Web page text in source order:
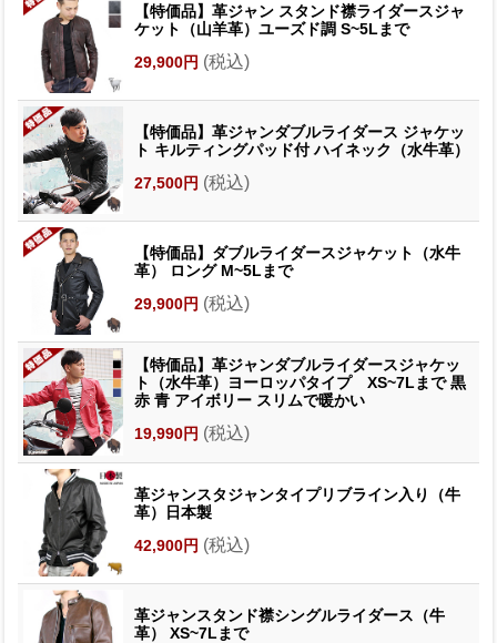
【特価品】革ジャン スタンド襟ライダースジャ
ケット（山羊革）ユーズド調 S~5Lまで
29,900円 (税込)
【特価品】革ジャンダブルライダース ジャケッ
ト キルティングパッド付 ハイネック（水牛革）
27,500円 (税込)
【特価品】ダブルライダースジャケット（水牛
革） ロング M~5Lまで
29,900円 (税込)
【特価品】革ジャンダブルライダースジャケッ
ト（水牛革）ヨーロッパタイプ XS~7Lまで 黒
赤 青 アイボリー スリムで暖かい
19,990円 (税込)
革ジャンスタジャンタイプリブライン入り（牛
革）日本製
42,900円 (税込)
革ジャンスタンド襟シングルライダース（牛
革） XS~7Lまで